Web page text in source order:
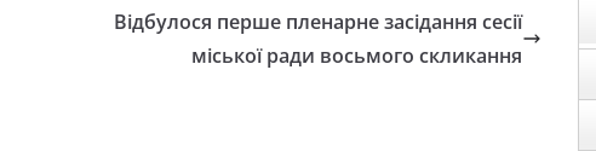
Відбулося перше пленарне засідання сесії
міської ради восьмого скликання